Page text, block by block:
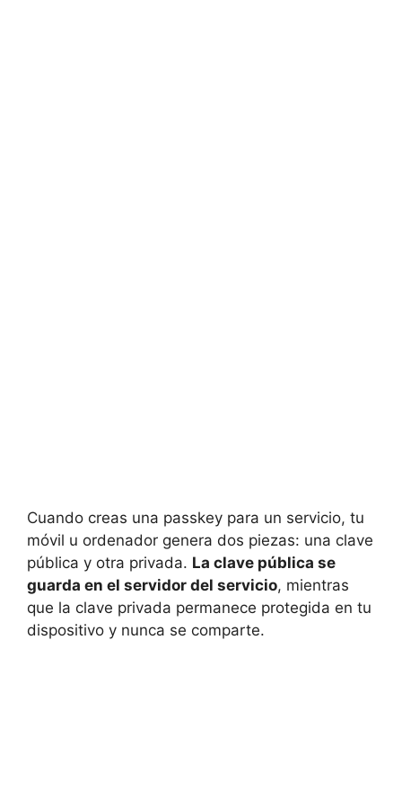
Cuando creas una passkey para un servicio, tu
móvil u ordenador genera dos piezas: una clave
pública y otra privada. La clave pública se
guarda en el servidor del servicio, mientras
que la clave privada permanece protegida en tu
dispositivo y nunca se comparte.